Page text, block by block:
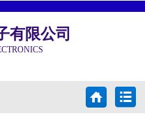
有限公司